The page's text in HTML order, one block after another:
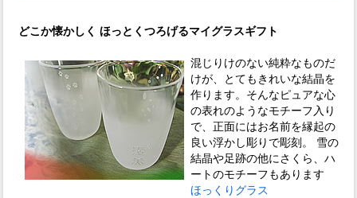
どこか懐かしく ほっとくつろげるマイグラスギフト
混じりけのない純粋なものだ
けが、とてもきれいな結晶を
作ります。そんなピュアな心
の表れのようなモチーフ入り
で、正面にはお名前を縁起の
良い浮かし彫りで彫刻。 雪の
結晶や足跡の他にさくら、ハ
ートのモチーフもあります
ほっくりグラス